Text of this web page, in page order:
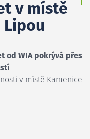
v místě
Lipou
od WIA pokrývá přes
v místě Kamenice